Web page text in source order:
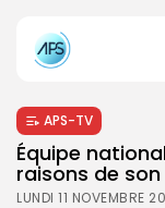
APS-TV
Équipe
raisons de
LUNDI 11 NOVEMBRE